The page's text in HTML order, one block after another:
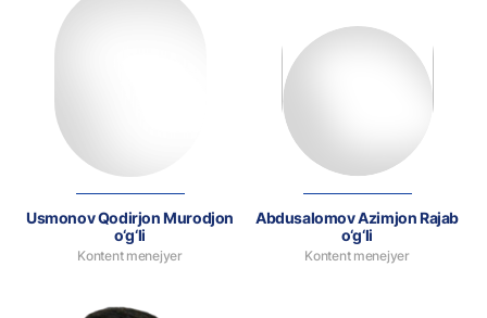
Usmonov Qodirjon Murodjon
o‘g‘li
Kontent menejyer
Abdusalomov Azimjon Rajab
o‘g‘li
Kontent menejyer